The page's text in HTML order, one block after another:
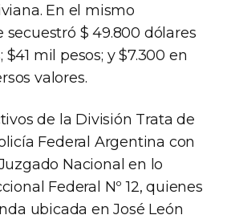
En el mismo
$ 49.800 dólares
mil pesos; y $7.300 en
valores.
de la División Trata de
Federal Argentina con
Nacional en lo
Federal Nº 12, quienes
ubicada en José León